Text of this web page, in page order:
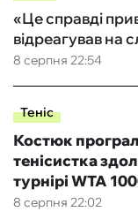
8 серпня 22:54
«Це справді
відреагував на
Теніс
8 серпня 22:02
Костюк
тенісистка
турнірі WTA